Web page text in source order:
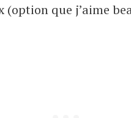
(option que j’aime